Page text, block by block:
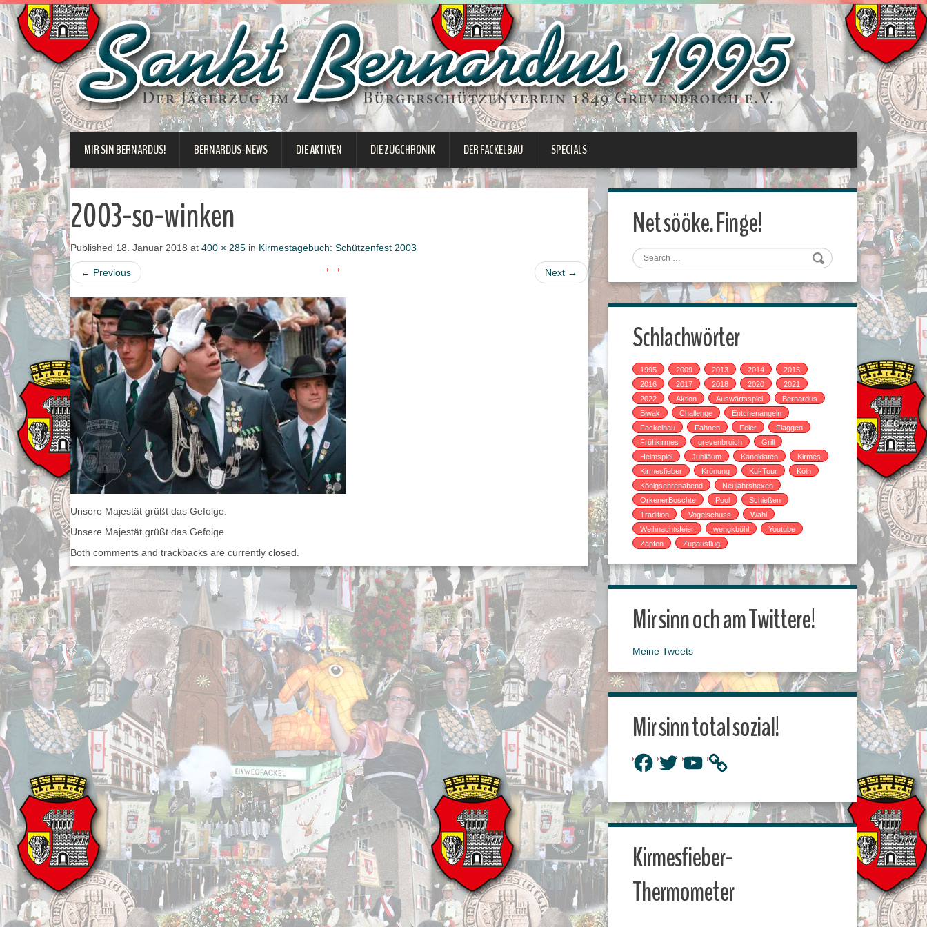
MIR SIN BERNARDUS! BERNARDUS-NEWS DIE AKTIVEN DIE ZUGCHRONIK DER FACKELBAU SPECIALS
2003-so-winken
Published 18. Januar 2018 at 400 × 285 in Kirmestagebuch: Schützenfest 2003
← Previous Next →
Unsere Majestät grüßt das Gefolge.
Unsere Majestät grüßt das Gefolge.
Both comments and trackbacks are currently closed.
Net sööke. Finge!
Search
Schlachwörter
1995 2009 2013 2014
2015
2016
2017 2018 2020
2021
2022
Aktion Auswärtsspiel
Bernardus
Biwak
Challenge
Entchenangeln
Fackelbau
Fahnen Feier
Flaggen
Frühkirmes
grevenbroich
Grill
Heimspiel
Jubiläum Kandidaten
Kirmes
Kirmesfieber
Krönung Kul-Tour
Köln
Königsehrenabend
Neujahrshexen
OrkenerBoschte
Pool
Schießen
Tradition
Vogelschuss
Wahl
Weihnachtsfeier
wengkbühl
Youtube
Zapfen
Zugausflug
Mir sinn och am Twittere!
Meine Tweets
Mir sinn total sozial!
Facebook
TwitterYouTube
Kirmesfieber-
Thermometer